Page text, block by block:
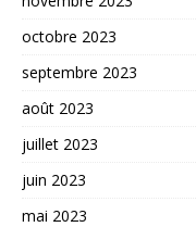
octobre 2023
septembre 2023
août 2023
juillet 2023
juin 2023
mai 2023